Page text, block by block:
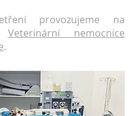
provozujeme na
Veterinární nemocnice
.